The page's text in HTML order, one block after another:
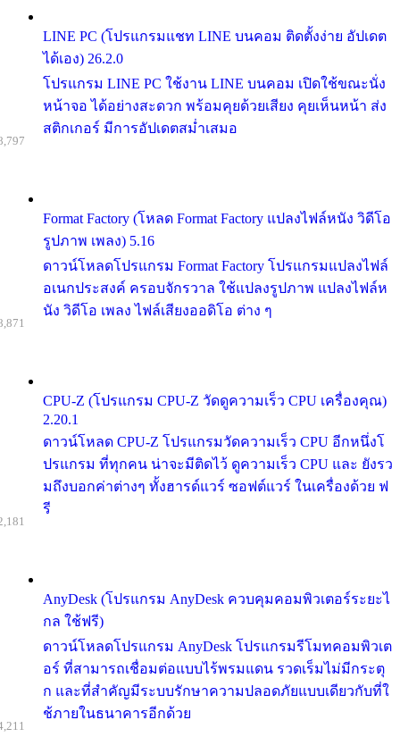
LINE PC (โปรแกรมแชท LINE บนคอม ติดตั้งง่าย อัปเดต
ได้เอง) 26.2.0
โปรแกรม LINE PC ใช้งาน LINE บนคอม เปิดใช้ขณะนั่ง
หน้าจอ ได้อย่างสะดวก พร้อมคุยด้วยเสียง คุยเห็นหน้า ส่ง
สติกเกอร์ มีการอัปเดตสม่ำเสมอ
Format Factory (โหลด Format Factory แปลงไฟล์หนัง วิดีโอ
รูปภาพ เพลง) 5.16
ดาวน์โหลดโปรแกรม Format Factory โปรแกรมแปลงไฟล์
อเนกประสงค์ ครอบจักรวาล ใช้แปลงรูปภาพ แปลงไฟล์ห
นัง วิดีโอ เพลง ไฟล์เสียงออดิโอ ต่าง ๆ
CPU-Z (โปรแกรม CPU-Z วัดดูความเร็ว CPU เครื่องคุณ)
2.20.1
ดาวน์โหลด CPU-Z โปรแกรมวัดความเร็ว CPU อีกหนึ่งโ
ปรแกรม ที่ทุกคน น่าจะมีติดไว้ ดูความเร็ว CPU และ ยังรว
มถึงบอกค่าต่างๆ ทั้งฮารด์แวร์ ซอฟต์แวร์ ในเครื่องด้วย ฟ
รี
AnyDesk (โปรแกรม AnyDesk ควบคุมคอมพิวเตอร์ระยะไ
กล ใช้ฟรี)
ดาวน์โหลดโปรแกรม AnyDesk โปรแกรมรีโมทคอมพิวเต
อร์ ที่สามารถเชื่อมต่อแบบไร้พรมแดน รวดเร็มไม่มีกระตุ
ก และที่สำคัญมีระบบรักษาความปลอดภัยแบบเดียวกับที่ใ
ช้ภายในธนาคารอีกด้วย